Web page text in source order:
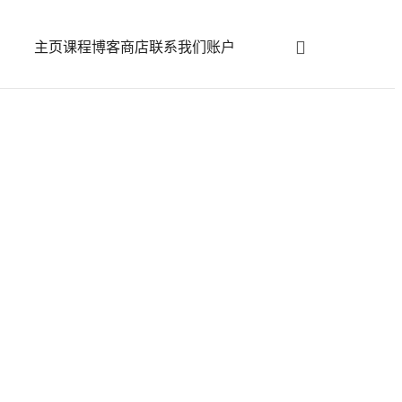
主页课程博客商店联系我们账户